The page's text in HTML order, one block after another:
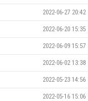
2022-06-27 20:42
2022-06-20 15:35
2022-06-09 15:57
2022-06-02 13:38
2022-05-23 14:56
2022-05-16 15:06